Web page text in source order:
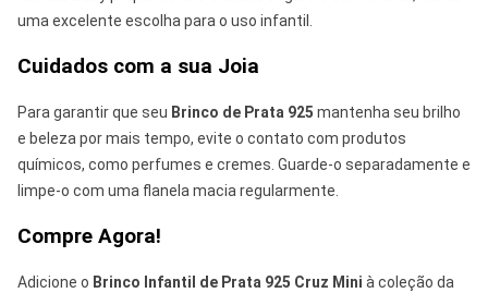
uma excelente escolha para o uso infantil.
Cuidados com a sua Joia
Para garantir que seu Brinco de Prata 925 mantenha seu brilho
e beleza por mais tempo, evite o contato com produtos
químicos, como perfumes e cremes. Guarde-o separadamente e
limpe-o com uma flanela macia regularmente.
Compre Agora!
Adicione o Brinco Infantil de Prata 925 Cruz Mini à coleção da